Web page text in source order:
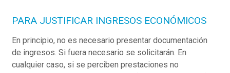
PARA JUSTIFICAR INGRESOS ECONÓMICOS
En principio, no es necesario presentar documentación
de ingresos. Si fuera necesario se solicitarán. En
cualquier caso, si se perciben prestaciones no